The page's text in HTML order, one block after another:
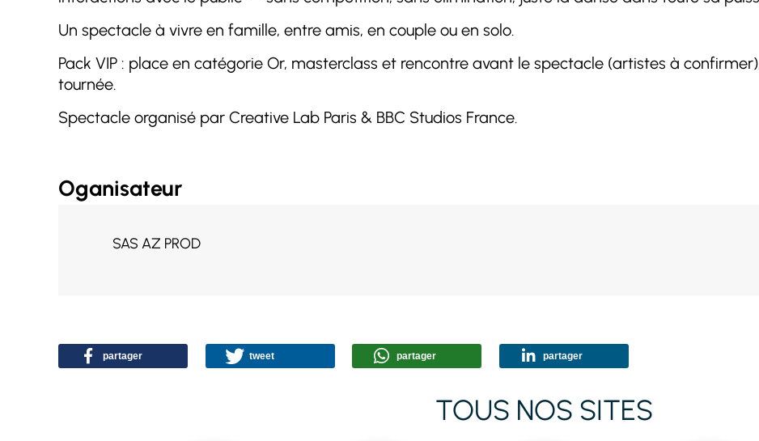
Un spectacle à vivre en famille, entre amis, en couple ou en solo.
Pack VIP : place en catégorie Or, masterclass et rencontre avant le spectacle (artistes à
tournée.
Spectacle organisé par Creative Lab Paris & BBC Studios France.
Oganisateur
SAS AZ PROD
partager tweet partager partager
TOUS NOS SITES